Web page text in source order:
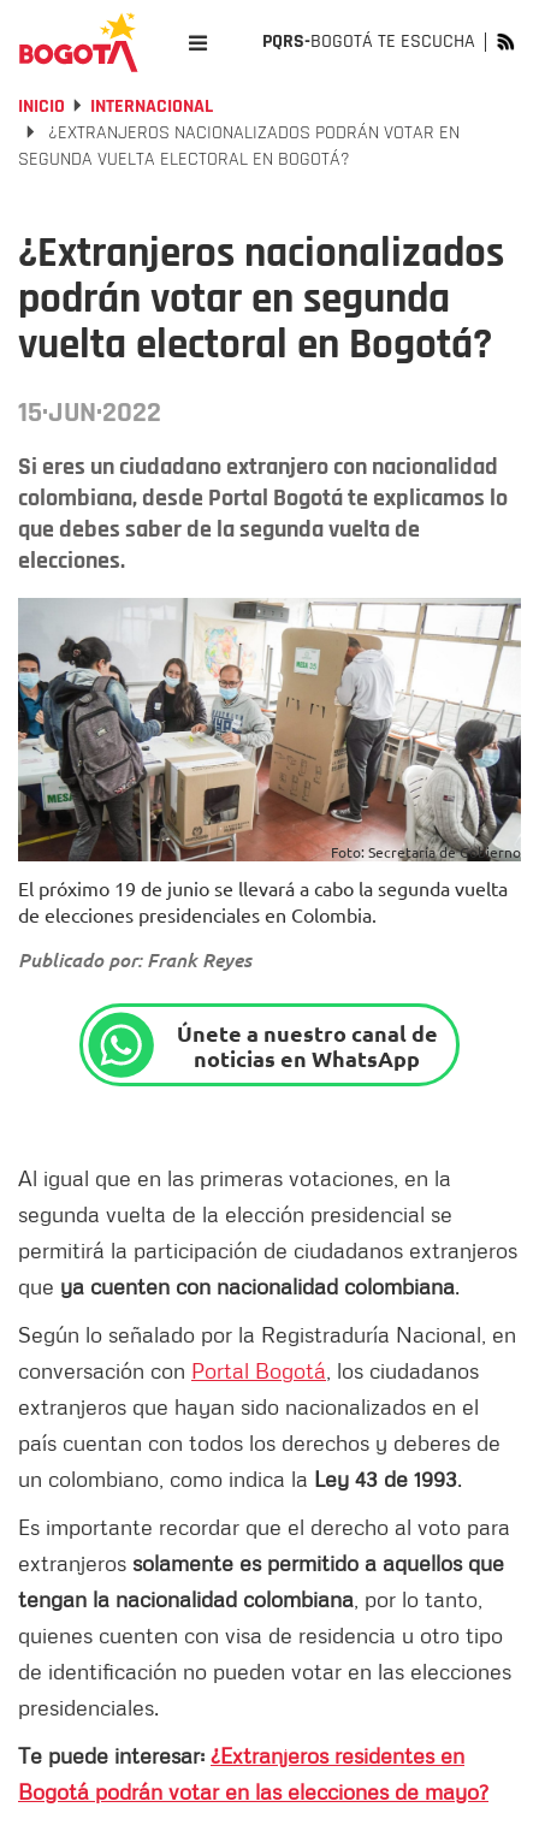
PQRS-BOGOTÁ TE ESCUCHA
INICIO
INTERNACIONAL
¿EXTRANJEROS NACIONALIZADOS PODRÁN VOTAR EN
SEGUNDA VUELTA ELECTORAL EN BOGOTÁ?
¿Extranjeros nacionalizados
podrán votar en segunda
vuelta electoral en Bogotá?
15·JUN·2022
Si eres un ciudadano extranjero con nacionalidad
colombiana, desde Portal Bogotá te explicamos lo
que debes saber de la segunda vuelta de
elecciones.
Foto: Secretaría de Gobierno
El próximo 19 de junio se llevará a cabo la segunda vuelta
de elecciones presidenciales en Colombia.
Publicado por: Frank Reyes
Únete a nuestro canal de
noticias en WhatsApp
Al igual que en las primeras votaciones, en la
segunda vuelta de la elección presidencial se
permitirá la participación de ciudadanos extranjeros
que ya cuenten con nacionalidad colombiana.
Según lo señalado por la Registraduría Nacional, en
conversación con Portal Bogotá , los ciudadanos
extranjeros que hayan sido nacionalizados en el
país cuentan con todos los derechos y deberes de
un colombiano, como indica la Ley 43 de 1993.
Es importante recordar que el derecho al voto para
extranjeros solamente es permitido a aquellos que
tengan la nacionalidad colombiana , por lo tanto,
quienes cuenten con visa de residencia u otro tipo
de identificación no pueden votar en las elecciones
presidenciales.
Te puede interesar: ¿Extranjeros residentes en
Bogotá podrán votar en las elecciones de mayo?